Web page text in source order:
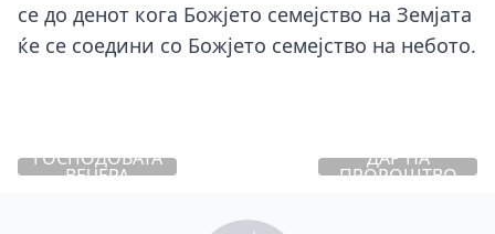
се до денот кога Божјето семејство на Земјата
ќе се соедини со Божјето семејство на небото.
ГОСПОДОВАТА
ВЕЧЕРА
ДАР НА
ПРОРОШТВО